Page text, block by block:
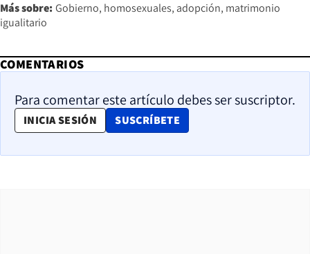
Más sobre: Gobierno homosexuales adopción matrimonio
igualitario
COMENTARIOS
Para comentar este artículo debes ser suscriptor.
INICIA SESIÓN SUSCRÍBETE
OPENS IN NEW WINDOW